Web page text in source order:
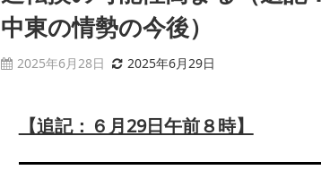
中東の情勢の今後）
2025年6月28日 2025年6月29日
【追記：６月29日午前８時】